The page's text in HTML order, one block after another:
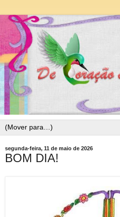
segunda-feira, 11 de maio de 2026
BOM DIA!